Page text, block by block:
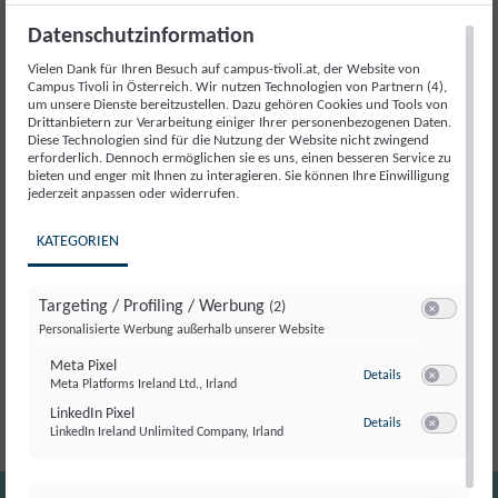
Wahlkampf
Menge
Artikelnummer:18237 Kategorie:
Beschreibung
Beschreibung
Péter Magyar hat mit seinem Wahlkampf die politische
Landschaft Ungarns neugestaltet: Statt auf klassische
direkte Ansprache, soziale Medien und überraschend
offene Auftritte tausende Menschen – und machte
Politik plötzlich wieder greifbar und spannend.
Datenschutzinformation
Vielen Dank für Ihren Besuch auf campus-tivoli.at, der Website von
Campus Tivoli in Österreich. Wir nutzen Technologien von Partnern (4),
um unsere Dienste bereitzustellen. Dazu gehören Cookies und Tools von
Drittanbietern zur Verarbeitung einiger Ihrer personenbezogenen Daten.
Diese Technologien sind für die Nutzung der Website nicht zwingend
erforderlich. Dennoch ermöglichen sie es uns, einen besseren Service zu
bieten und enger mit Ihnen zu interagieren. Sie können Ihre Einwilligung
jederzeit anpassen oder widerrufen.
KATEGORIEN
Targeting / Profiling / Werbung (2)
Personalisierte Werbung außerhalb unserer Website
Meta Pixel
Meta Platforms Ireland Ltd., Irland
Details zu Meta Pixel
LinkedIn Pixel
LinkedIn Ireland Unlimited Company, Irland
Details zu LinkedIn Pixel